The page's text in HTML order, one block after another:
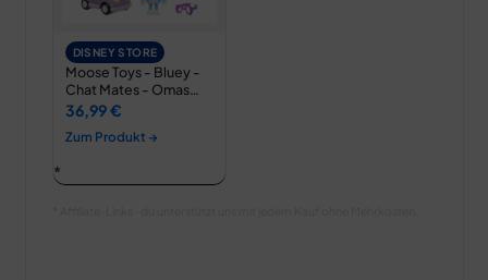
DISNEY STORE
Moose Toys - Bluey -
Chat Mates - Omas
Auto…
36,99 €
Zum Produkt →